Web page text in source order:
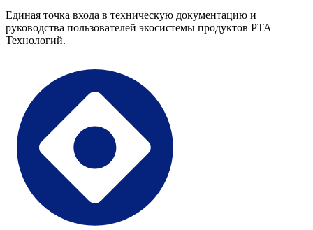
Единая точка входа в техническую документацию и
руководства пользователей экосистемы продуктов РТА
Технологий.